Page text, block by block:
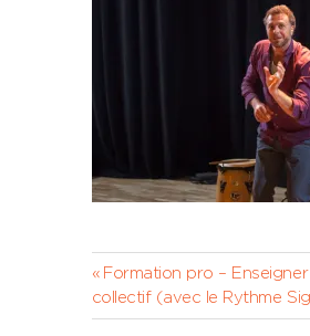
Navigation
de
Previous
Post:
Formation pro –
collectif (avec le Rythme